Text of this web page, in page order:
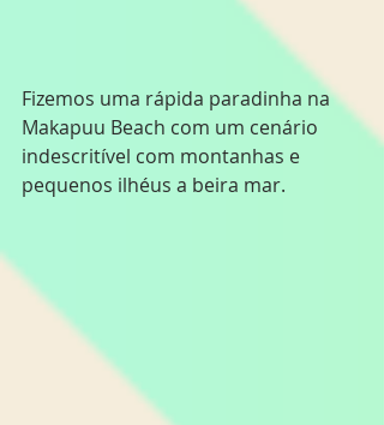
Fizemos uma rápida paradinha na
Makapuu Beach com um cenário
indescritível com montanhas e
pequenos ilhéus a beira mar.